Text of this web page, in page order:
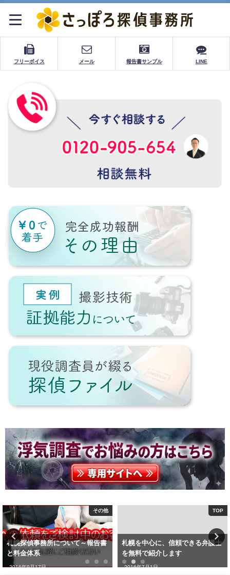
フリーボイス メール 報告書サンプル LINE
その他
札幌探偵事務所について～報告書
と料金体系
2016年9月17日
TOP
札幌を中心に、信頼できる弁護士
を無料で紹介します
2016年7月1日